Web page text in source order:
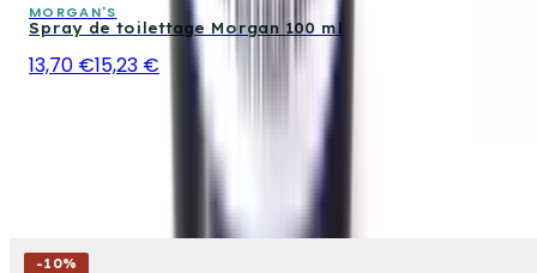
MORGAN'S
Spray de toilettage Morgan 100 ml
13,70 €15,23 €
-10%